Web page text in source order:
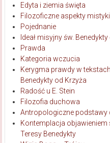
Edyta i ziemia święta
Filozoficzne aspekty mistyki
Pojednanie
Ideał misyjny św.
Prawda
Kategoria wczucia
Kerygma prawdy w
Benedykty od Krzyża
Radość u E. Stein
Filozofia duchowa
Antropologiczne podstawy
Kontemplacja objawieniem
Teresy Benedykty